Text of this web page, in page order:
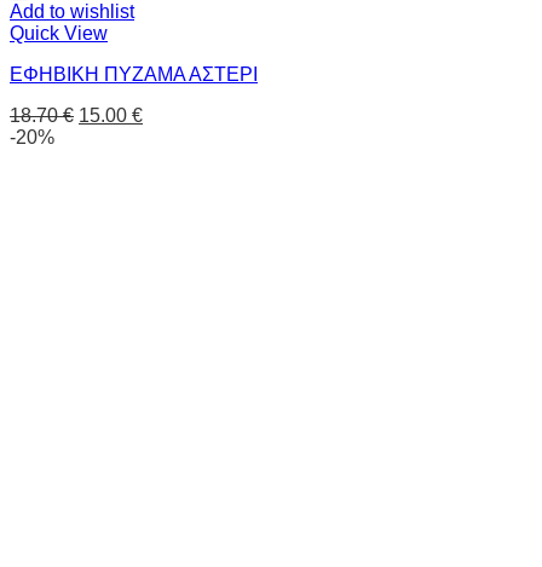
Add to wishlist
Quick View
ΕΦΗΒΙΚΗ ΠΥΖΑΜΑ ΑΣΤΕΡΙ
18.70€ 15.00 €
-20%